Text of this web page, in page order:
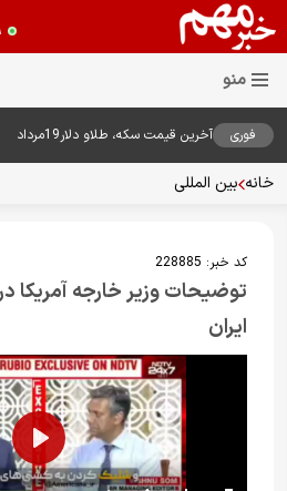
فوری
آخرین قیمت سکه، طلاو دلار19مرداد
خانه بین المللی
کد خبر: 228885
توضیحات وزیر خارجه آمریکا
ایران